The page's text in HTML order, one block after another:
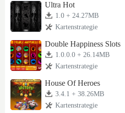
Ultra Hot
1.0 + 24.27MB
Kartenstrategie
Double Happiness Slots
1.0.0.0 + 26.14MB
Kartenstrategie
House Of Heroes
3.4.1 + 38.26MB
Kartenstrategie